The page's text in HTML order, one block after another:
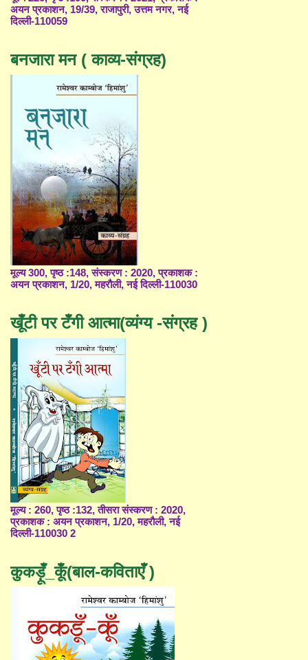
अयन प्रकाशन, 19/39, राजापुरी, उत्तम नगर, नई
दिल्ली-110059
बनजारा मन ( काव्य-संग्रह)
मूल्य 300, पृष्ठ :148, संस्करण : 2020, प्रकाशक :
अयन प्रकाशन, 1/20, महरौली, नई दिल्ली-110030
खूँटी पर टँगी आत्मा(व्यंग्य -संग्रह )
मूल्य : 260, पृष्ठ :132, तीसरा संस्करण : 2020,
प्रकाशक : अयन प्रकाशन, 1/20, महरौली, नई
दिल्ली-110030 2
कुकड़ूँ_कूँ(बाल-कविताएँ )